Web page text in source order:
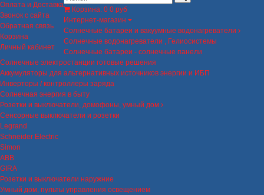
Оплата и Доставка
Звонок с сайта
Обратная связь
Корзина
Личный кабинет
Корзина: 0 0 руб
Интернет-магазин
Солнечные батареи и вакуумные водонагреватели
Солнечные водонагреватели , Гелиосистемы
Солнечные батареи - солнечные панели
Солнечные электростанции готовые решения
Аккумуляторы для альтернативных источников энергии и ИБП
Инверторы / контроллеры заряда
Солнечная энергия в быту
Розетки и выключатели, домофоны, умный дом
Сенсорные выключатели и розетки
Legrand
Schneider Electric
Simon
ABB
GIRA
Розетки и выключатели наружние
Умный дом, пульты управления освещением